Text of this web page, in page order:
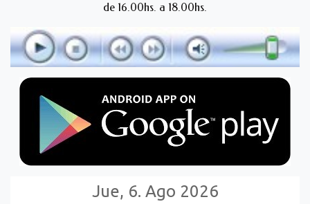
de 16.00hs. a 18.00hs.